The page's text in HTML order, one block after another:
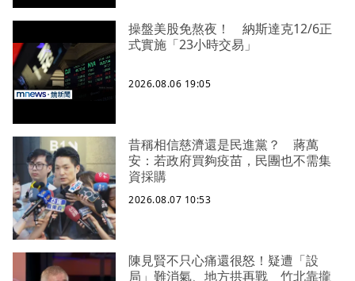
操盤美股免熬夜！ 納斯達克12/6正
式實施「23小時交易」
2026.08.06 19:05
昔稱相信慈濟還是民進黨？ 蔣萬
安：若政府買夠疫苗，民團也不需集
資採購
2026.08.07 10:53
陳見賢不只心痛還很怒！疑遭「設
局」難消氣、地方拱再戰 竹北靠攏